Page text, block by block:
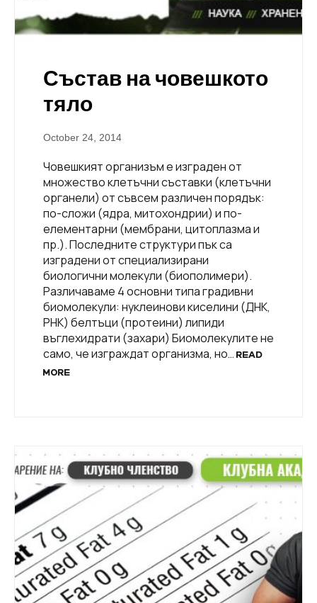
Състав на човешкото
тяло
October 24, 2014
Човешкият организъм е изграден от
множество клетъчни съставки (клетъчни
органели) от съвсем различен порядък:
по-сложи (ядра, митохондрии) и по-
елементарни (мембрани, цитоплазма и
пр.). Последните структури пък са
изградени от специализирани
биологични молекули (биополимери).
Различаваме 4 основни типа градивни
биомолекули: нуклеинови киселини (ДНК,
РНК) белтъци (протеини) липиди
въглехидрати (захари) Биомолекулите не
само, че изграждат организма, но… READ
MORE